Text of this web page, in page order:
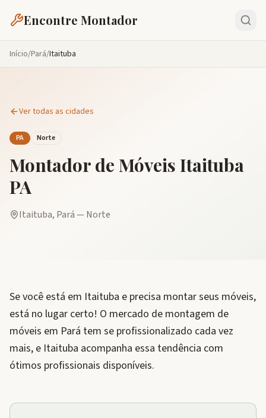
Encontre Montador
Início/Pará/Itaituba
Ver todas as cidades
PA Norte
Montador de Móveis Itaituba
PA
Itaituba, Pará— Norte
Se você está em Itaituba e precisa montar seus móveis,
está no lugar certo! O mercado de montagem de
móveis em Pará tem se profissionalizado cada vez
mais, e Itaituba acompanha essa tendência com
ótimos profissionais disponíveis.